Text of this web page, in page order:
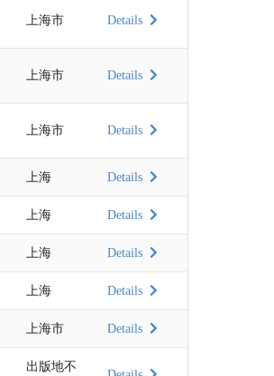
上海市 Details
上海市 Details
上海市 Details
上海 Details
上海 Details
上海 Details
上海 Details
上海市 Details
出版地不